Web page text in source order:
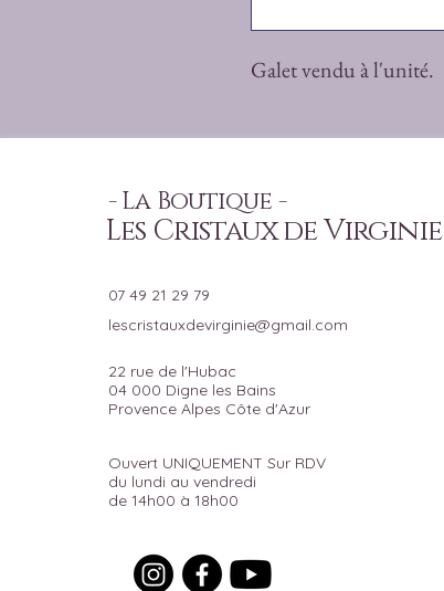
Galet vendu à l'unité.
- La Boutique -
Les Cristaux de Virginie
07 49 21 29 79
lescristauxdevirginie@gmail.com
22 rue de l'Hubac
04 000 Digne les Bains
Provence Alpes Côte d'Azur
Ouvert UNIQUEMENT Sur RDV
du lundi au vendredi
de 14h00 à 18h00